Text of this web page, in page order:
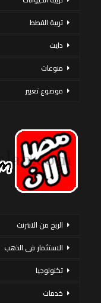
تربية القطط
دايت
منوعات
موضوع تعبير
الربح من الانترنت
الاستثمار فى الذهب
تكنولوجيا
خدمات